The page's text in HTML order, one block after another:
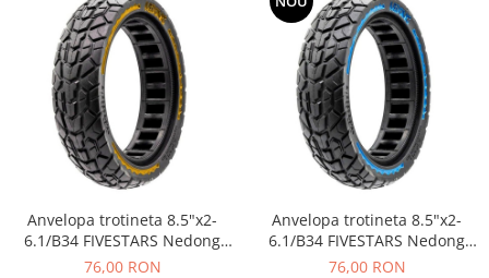
Anvelopa trotineta 8.5"x2-
6.1/B34 FIVESTARS Nedong
Ultra Light, plina,
76,00 RON
Anvelopa trotineta 8.5"x2-
6.1/B34 FIVESTARS Nedong
Ultra Light, plina,
76,00 RON